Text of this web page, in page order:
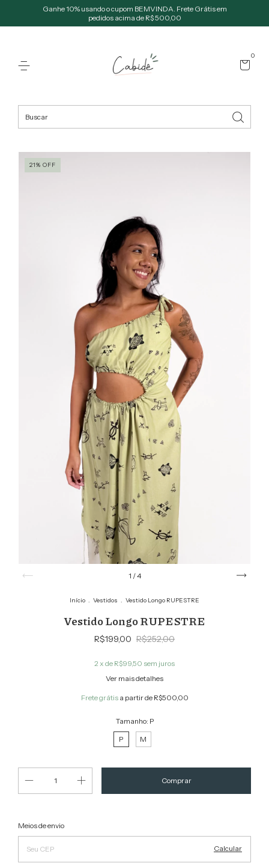
Ganhe 10% usando o cupom BEMVINDA. Frete Grátis em
pedidos acima de R$ 500,00
0
21% OFF
1 /4
Início . Vestidos . Vestido Longo RUPESTRE
Vestido Longo RUPESTRE
R$199,00 R$252,00
2 x de R$99,50 sem juros
Ver mais detalhes
Frete grátis a partir de R$500,00
Tamanho: P
P
M
Entregas para o CEP:
Meios de envio
Calcular